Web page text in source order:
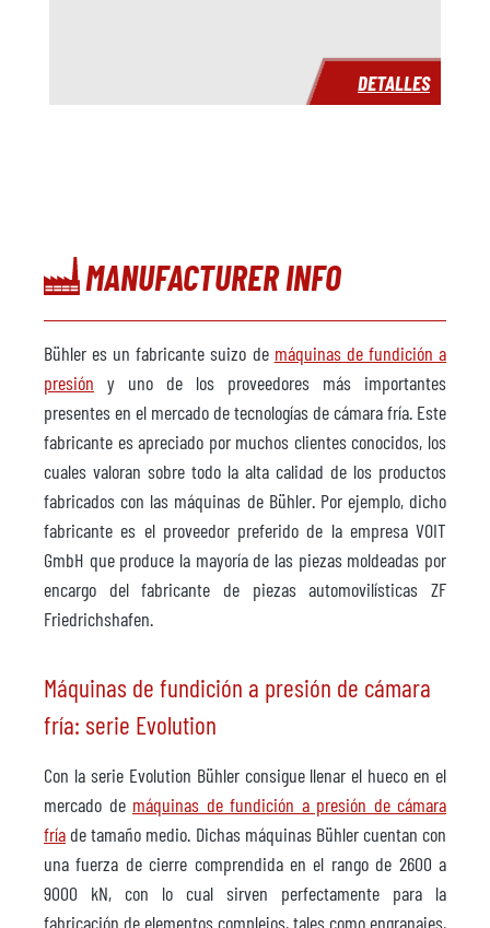
inmediatamenteDETALLES
MANUFACTURER INFO
Bühler es un fabricante suizo de máquinas de fundición a
presión y uno de los proveedores más importantes
presentes en el mercado de tecnologías de cámara fría. Este
fabricante es apreciado por muchos clientes conocidos, los
cuales valoran sobre todo la alta calidad de los productos
fabricados con las máquinas de Bühler. Por ejemplo, dicho
fabricante es el proveedor preferido de la empresa VOIT
GmbH que produce la mayoría de las piezas moldeadas por
encargo del fabricante de piezas automovilísticas ZF
Friedrichshafen.
Máquinas de fundición a presión de cámara
fría: serie Evolution
Con la serie Evolution Bühler consigue llenar el hueco en el
mercado de máquinas de fundición a presión de cámara
fría de tamaño medio. Dichas máquinas Bühler cuentan con
una fuerza de cierre comprendida en el rango de 2600 a
9000 kN, con lo cual sirven perfectamente para la
fabricación de elementos complejos, tales como engranajes,